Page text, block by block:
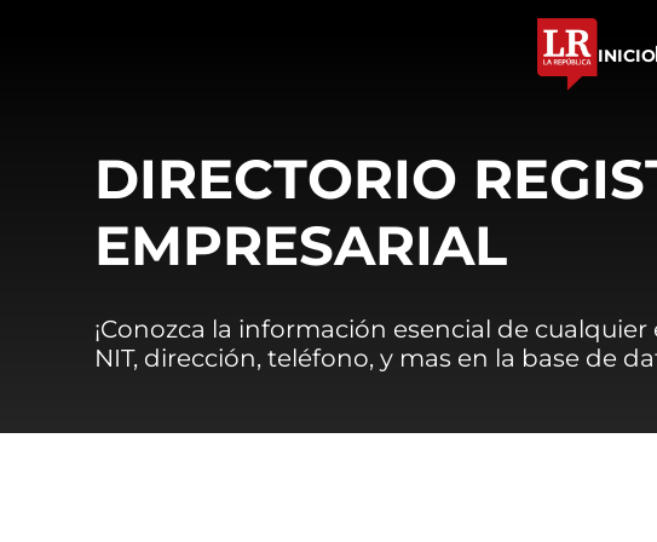
INICIO
DIRECTORIO
EMPRESARIAL
¡Conozca la información esencial de
NIT, dirección, teléfono, y mas en la base de